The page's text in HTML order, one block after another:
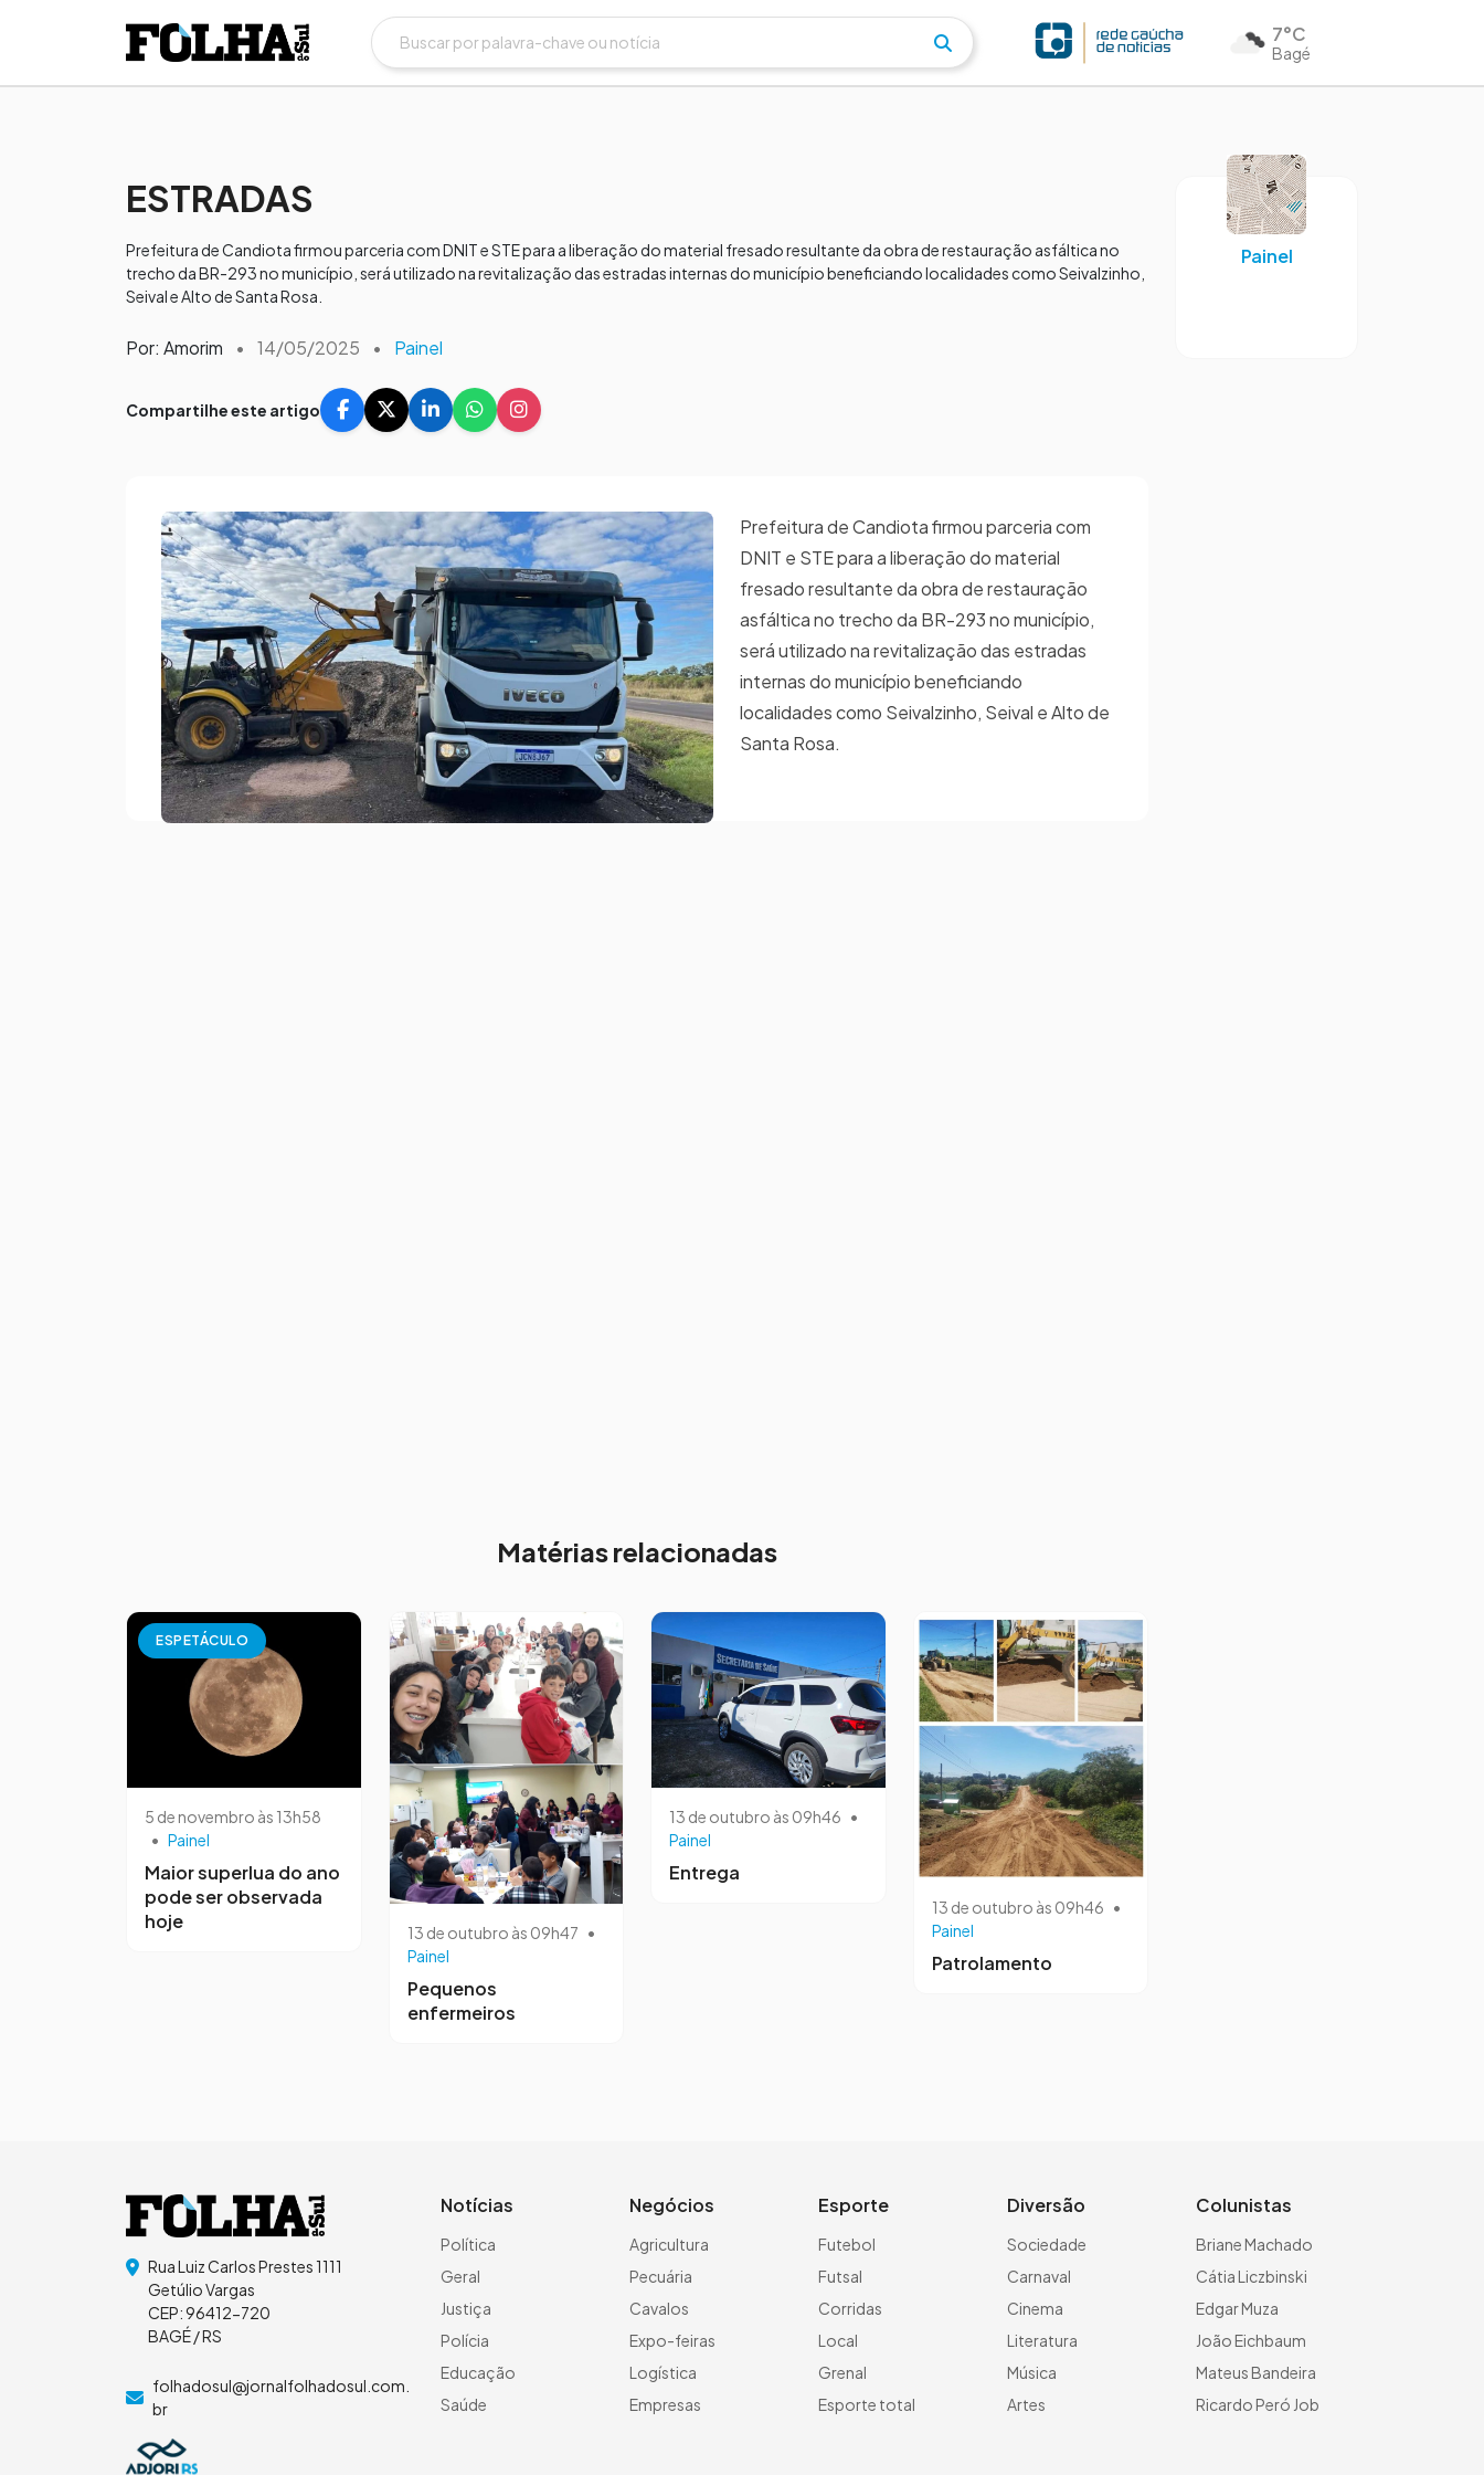
7°C
Bagé
ESTRADAS
Prefeitura de Candiota firmou parceria com DNIT e STE para a liberação do material fresado resultante da obra de restauração asfáltica no
trecho da BR-293 no município, será utilizado na revitalização das estradas internas do município beneficiando localidades como Seivalzinho,
Seival e Alto de Santa Rosa.
Por: Amorim • 14/05/2025 • Painel
Compartilhe este artigo
Prefeitura de Candiota firmou parceria com
DNIT e STE para a liberação do material
fresado resultante da obra de restauração
asfáltica no trecho da BR-293 no município,
será utilizado na revitalização das estradas
internas do município beneficiando
localidades como Seivalzinho, Seival e Alto de
Santa Rosa.
Matérias relacionadas
ESPETÁCULO
5 de novembro às 13h58
• Painel
Maior superlua do ano
pode ser observada
hoje
13 de outubro às 09h47 •
Painel
Pequenos
enfermeiros
13 de outubro às 09h46 •
Painel
Entrega
13 de outubro às 09h46 •
Painel
Patrolamento
Painel
Rua Luiz Carlos Prestes 1111
Getúlio Vargas
CEP: 96412-720
BAGÉ / RS
folhadosul@jornalfolhadosul.com.
br
Notícias
Política
Geral
Justiça
Polícia
Educação
Saúde
Negócios
Agricultura
Pecuária
Cavalos
Expo-feiras
Logística
Empresas
Esporte
Futebol
Futsal
Corridas
Local
Grenal
Esporte total
Diversão
Sociedade
Carnaval
Cinema
Literatura
Música
Artes
Colunistas
Briane Machado
Cátia Liczbinski
Edgar Muza
João Eichbaum
Mateus Bandeira
Ricardo Peró Job